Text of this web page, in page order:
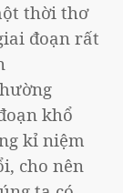
thời thơ
đoạn rất
khổ
kỉ niệm
cho nên